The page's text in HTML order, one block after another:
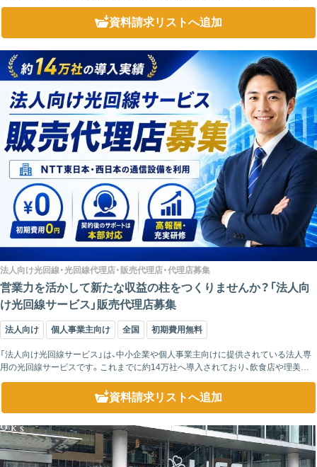
資料請求リストへ追加
法人向け光回線・光回線代理店・販売代理店・代理店募集
営業力を活かして新たな収益の柱をつくりませんか？「法人向
け光回線サービス」販売代理店募集
法人向け 個人事業主向け 全国 初期費用無料
「法人向け光回線サービス」は、中小企業や個人事業主向けに提供されている法人専
用の光回線サービスです。これまでに約14万社へ導入されており、飲食店や理美容
業、建設業、小売業、サービス業など、さまざまな業種で利用されています。さらに、
資料請求リストへ追加